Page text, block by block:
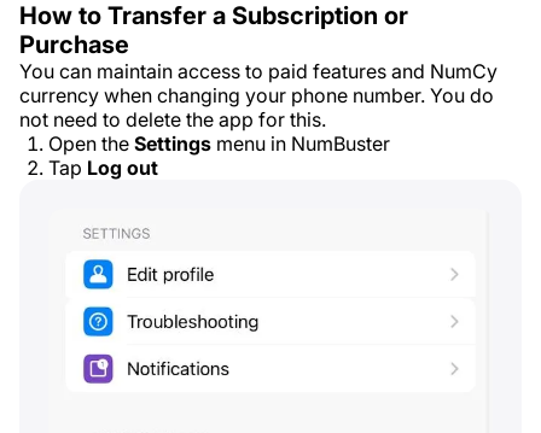
How to Transfer a Subscription or
Purchase
You can maintain access to paid features and NumCy
currency when changing your phone number. You do
not need to delete the app for this.
Open the Settings menu in NumBuster
Tap Log out